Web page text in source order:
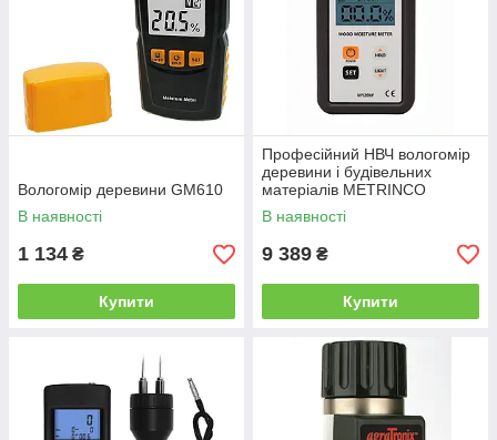
Вологомір деревини GM610
В наявності
1 134 ₴
Купити
Професійний НВЧ вологомір
деревини і будівельних
матеріалів METRINCO
M120W
В наявності
9 389 ₴
Купити